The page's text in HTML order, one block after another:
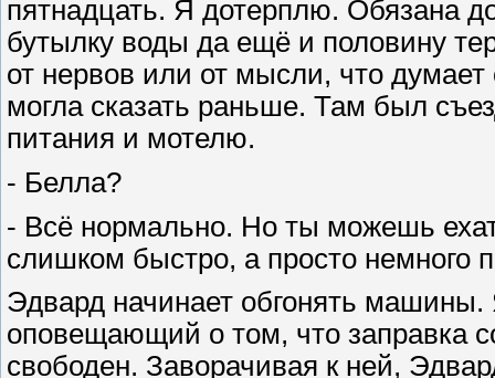
пятнадцать. Я дотерплю. Обязана
бутылку воды да ещё и половину
от нервов или от мысли, что
могла сказать раньше. Там был
питания и мотелю.
- Белла?
- Всё нормально. Но ты можешь
слишком быстро, а просто немного
Эдвард начинает обгонять машины.
оповещающий о том, что заправка
свободен. Заворачивая к ней,